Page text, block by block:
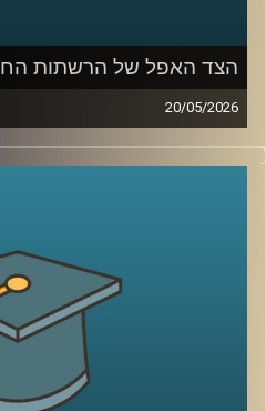
שנמצאת בחזית של שילוב
עבודה קלינית יומיומית בקבלת
קרדיט תמונות:AudioVersity
הצד האפל של הרשתות
20/05/2026
בשנים האחרונות, הרשתות
שמקשרת בין אנשים בעיקר לדבר
שמירה על קשר עם חברים,
שליליים, אנחנו נחשפים
יכולים לפתח הפרעות אכילה או
את הנזקים הפוטנציאלים קשה
אז מה אפשר לעשות?